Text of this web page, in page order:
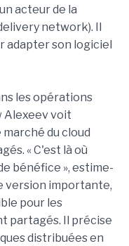
acteur de la
network). Il
adapter son logiciel
les opérations
Alexeev voit
du cloud
« C'est là où
bénéfice », estime-
version importante,
pour les
partagés. Il précise
distribuées en